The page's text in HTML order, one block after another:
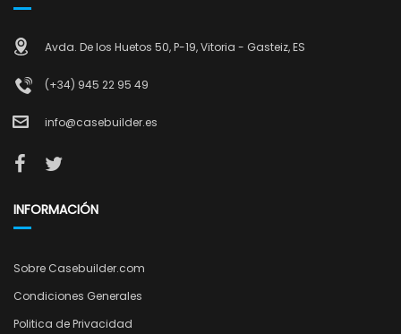
Avda. De los Huetos 50, P-19, Vitoria - Gasteiz, ES
(+34) 945 22 95 49
info@casebuilder.es
INFORMACIÓN
Sobre Casebuilder.com
Condiciones Generales
Politica de Privacidad